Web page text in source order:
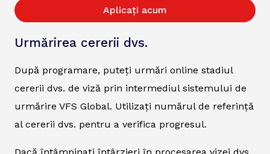
Aplicați acum
Urmărirea cererii dvs.
După programare, puteți urmări online stadiul
cererii dvs. de viză prin intermediul sistemului de
urmărire VFS Global. Utilizați numărul de referință
al cererii dvs. pentru a verifica progresul.